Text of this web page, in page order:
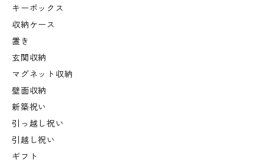
キーボックス
収納ケース
置き
玄関収納
マグネット収納
壁面収納
新築祝い
引っ越し祝い
引越し祝い
ギフト